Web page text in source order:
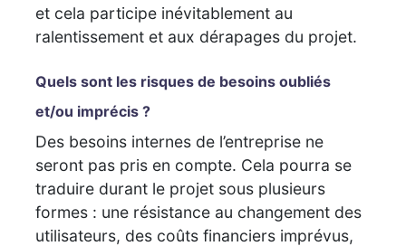
et cela participe inévitablement au
ralentissement et aux dérapages du projet.
Quels sont les risques de besoins oubliés
et/ou imprécis ?
Des besoins internes de l’entreprise ne
seront pas pris en compte. Cela pourra se
traduire durant le projet sous plusieurs
formes : une résistance au changement des
utilisateurs, des coûts financiers imprévus,